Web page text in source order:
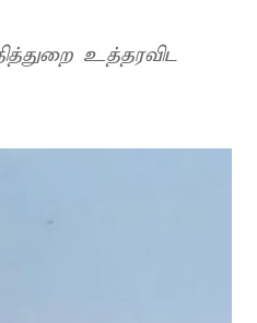
உத்தரவிட